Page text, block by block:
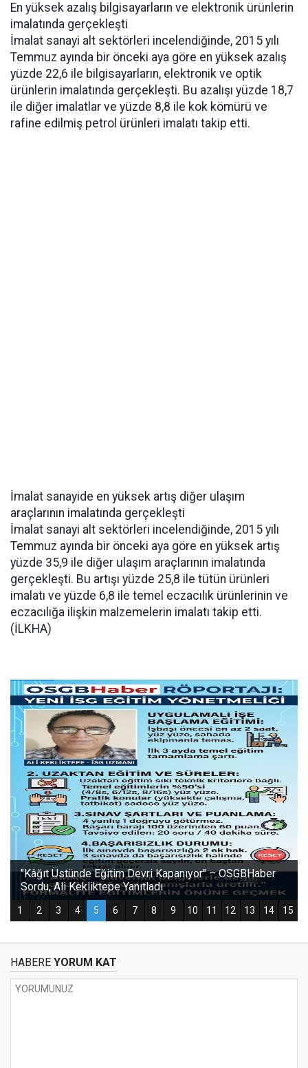
En yüksek azalış bilgisayarların ve elektronik ürünlerin
imalatında gerçekleşti
İmalat sanayi alt sektörleri incelendiğinde, 2015 yılı
Temmuz ayında bir önceki aya göre en yüksek azalış
yüzde 22,6 ile bilgisayarların, elektronik ve optik
ürünlerin imalatında gerçekleşti. Bu azalışı yüzde 18,7
ile diğer imalatlar ve yüzde 8,8 ile kok kömürü ve
rafine edilmiş petrol ürünleri imalatı takip etti.
İmalat sanayide en yüksek artış diğer ulaşım
araçlarının imalatında gerçekleşti
İmalat sanayi alt sektörleri incelendiğinde, 2015 yılı
Temmuz ayında bir önceki aya göre en yüksek artış
yüzde 35,9 ile diğer ulaşım araçlarının imalatında
gerçekleşti. Bu artışı yüzde 25,8 ile tütün ürünleri
imalatı ve yüzde 6,8 ile temel eczacılık ürünlerinin ve
eczacılığa ilişkin malzemelerin imalatı takip etti.
(İLKHA)
HABERE YORUM KAT